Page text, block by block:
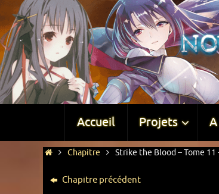
Accueil Projets
Chapitre Strike the Blood – Tome 11
Chapitre précédent